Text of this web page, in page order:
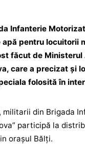
Infanterie
pentru locuitorii
făcut de Ministerul
care a precizat și
folosită în
din Brigada
participă la
orașul Bălți.